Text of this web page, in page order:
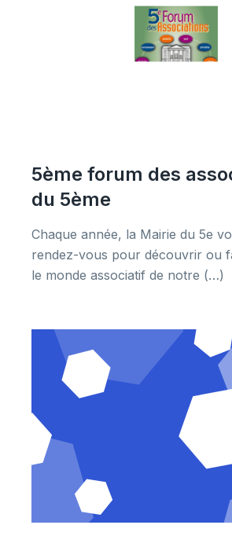
5ème forum des
du 5ème
Chaque année, la Mairie du 5e
rendez-vous pour découvrir ou
le monde associatif de notre (…)